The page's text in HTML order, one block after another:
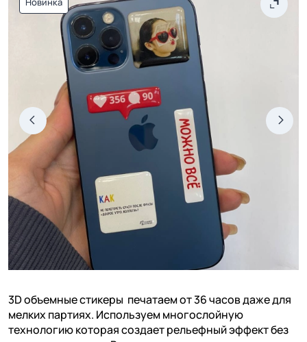
3D объемные стикеры печатаем от 36 часов даже для
мелких партиях. Используем многослойную
технологию которая создает рельефный эффект без